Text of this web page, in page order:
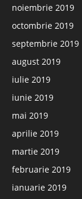
noiembrie 2019
octombrie 2019
septembrie 2019
august 2019
iulie 2019
iunie 2019
mai 2019
aprilie 2019
martie 2019
februarie 2019
ianuarie 2019